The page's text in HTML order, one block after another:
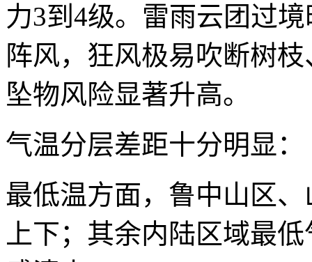
力3到4级。雷雨云团过
阵风，狂风极易吹断树
坠物风险显著升高。
气温分层差距十分明显：
最低温方面，鲁中山区
上下；其余内陆区域最